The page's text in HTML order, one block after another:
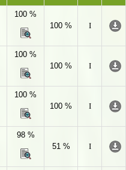
100 %
100 %
I
100 %
100 %
I
100 %
100 %
I
98 %
51 %
I